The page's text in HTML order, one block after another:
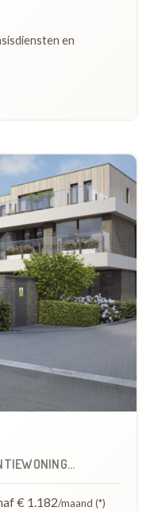
en
€ 1.182/maand (*)